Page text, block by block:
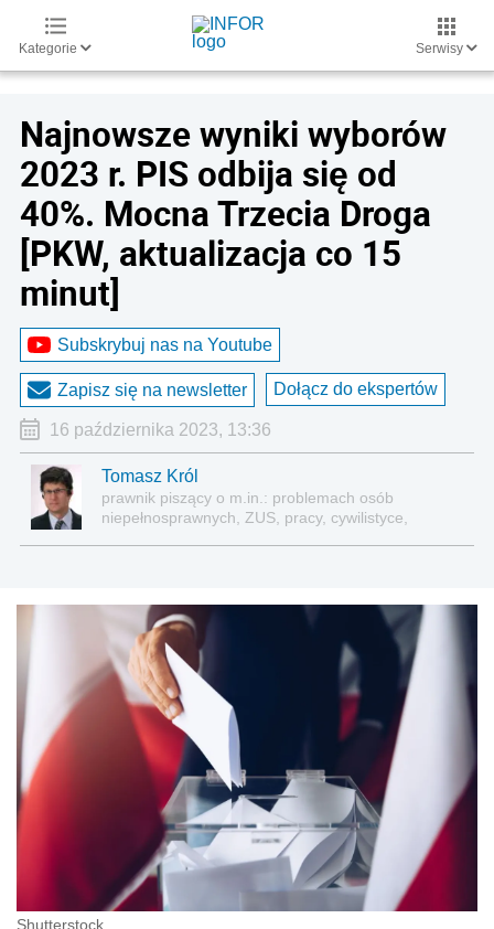
Kategorie Serwisy
Najnowsze wyniki wyborów
2023 r. PIS odbija się od
40%. Mocna Trzecia Droga
[PKW, aktualizacja co 15
minut]
Subskrybuj nas na Youtube
Zapisz się na newsletter Dołącz do ekspertów
16 października 2023, 13:36
Tomasz Król
prawnik piszący o m.in.: problemach osób
niepełnosprawnych, ZUS, pracy, cywilistyce,
Shutterstock